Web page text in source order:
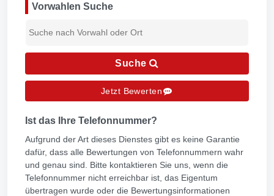
Vorwahlen Suche
Suche
Jetzt Bewerten
Ist das Ihre Telefonnummer?
Aufgrund der Art dieses Dienstes gibt es keine Garantie
dafür, dass alle Bewertungen von Telefonnummern wahr
und genau sind. Bitte kontaktieren Sie uns, wenn die
Telefonnummer nicht erreichbar ist, das Eigentum
übertragen wurde oder die Bewertungsinformationen